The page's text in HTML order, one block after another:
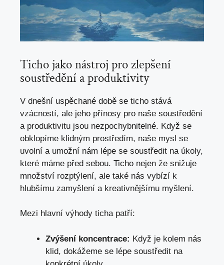
Ticho jako nástroj pro‌ zlepšení
soustředění a ‍produktivity
V dnešní uspěchané době se ‌ticho stává
vzácností, ale jeho přínosy pro naše soustředění
a produktivitu jsou nezpochybnitelné. Když se
obklopíme klidným prostředím, naše mysl ⁢se
uvolní a umožní‍ nám lépe se soustředit na úkoly,
které máme před sebou. Ticho nejen že snižuje
množství rozptýlení,⁢ ale také nás vybízí‍ k
hlubšímu zamyšlení a kreativnějšímu myšlení.
Mezi hlavní výhody ticha patří:
Zvýšení koncentrace: Když je kolem nás
klid, ‌dokážeme se lépe soustředit na